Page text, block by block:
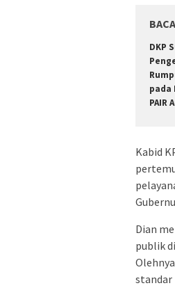
DKP
pada
PAIR
Kabid
Dian
publik
standar